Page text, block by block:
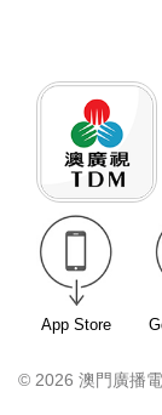
App Store
© 2026 澳門廣播